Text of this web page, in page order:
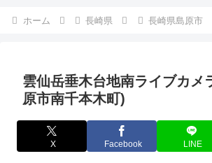
ホーム 長崎県 長崎県島原市
雲仙岳垂木台地南ライブカメ
原市南千本木町)
X Facebook LINE